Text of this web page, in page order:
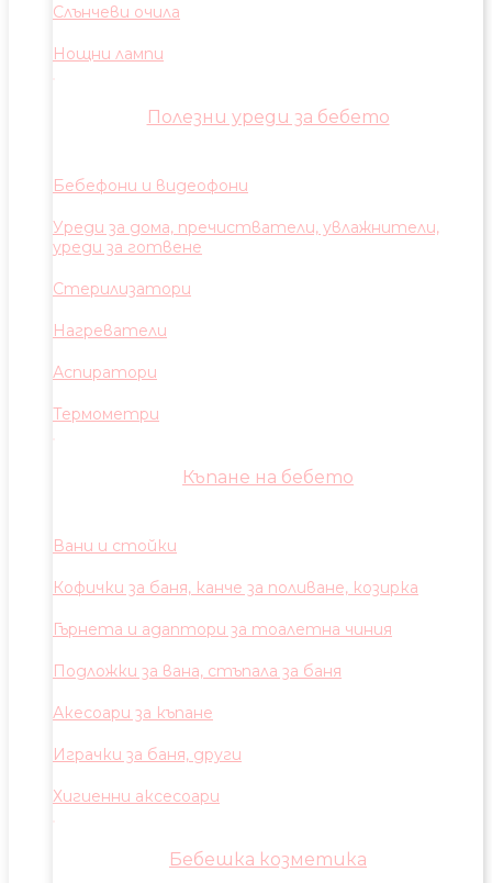
Слънчеви очила
Нощни лампи
Полезни уреди за бебето
Бебефони и видеофони
Уреди за дома, пречистватели, увлажнители,
уреди за готвене
Стерилизатори
Нагреватели
Аспиратори
Термометри
Къпане на бебето
Вани и стойки
Кофички за баня, канче за поливане, козирка
Гърнета и адаптори за тоалетна чиния
Подложки за вана, стъпала за баня
Акесоари за къпане
Играчки за баня, други
Хигиенни аксесоари
Бебешка козметика